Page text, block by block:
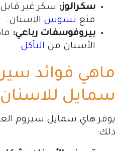
سكرالوز: سكر غير
منع تسوس الاسنان.
بيروفوسفات رباعي:
الأسنان من التآكل.
ماهي فوائد
سمايل
يوفر هاي سمايل سيروم
ذلك: